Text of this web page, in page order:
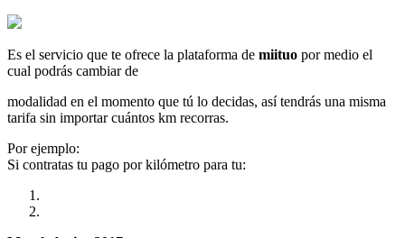
Es el servicio que te ofrece la plataforma de miituo por medio el
cual podrás cambiar de
modalidad en el momento que tú lo decidas, así tendrás una misma
tarifa sin importar cuántos km recorras.
Por ejemplo:
Si contratas tu pago por kilómetro para tu: